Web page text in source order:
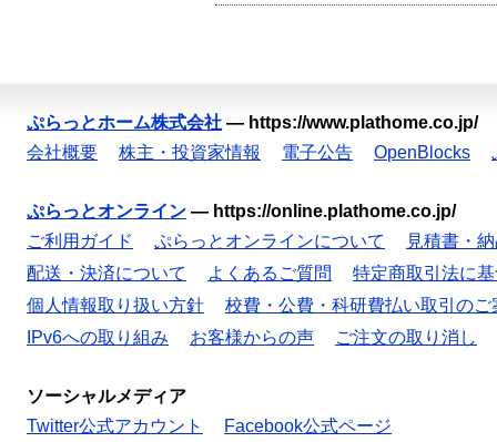
ぷらっとホーム株式会社 — https://www.plathome.co.jp/
会社概要
株主・投資家情報 電子公告 OpenBlocks
ぷらっとオンライン — https://online.plathome.co.jp/
ご利用ガイド
ぷらっとオンラインについて
見積書・
配送・決済について
よくあるご質問
特定商取引法に
個人情報取り扱い方針
校費・公費・科研費払い取引のご
IPv6への取り組み
お客様からの声 ご注文の取り消し
ソーシャルメディア
Twitter公式アカウント
Facebook公式ページ